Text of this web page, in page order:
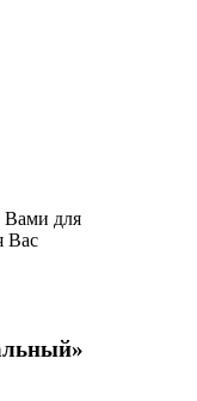
Вами для
Вас